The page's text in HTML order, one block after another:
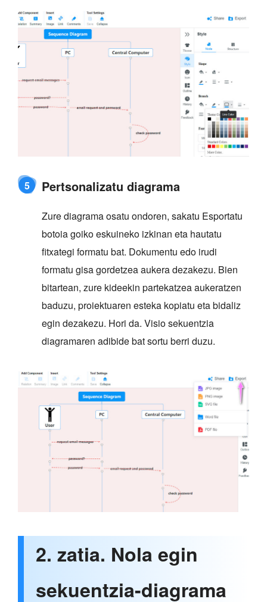
5 Pertsonalizatu diagrama
Zure diagrama osatu ondoren, sakatu Esportatu
botoia goiko eskuineko izkinan eta hautatu
fitxategi formatu bat. Dokumentu edo irudi
formatu gisa gordetzea aukera dezakezu. Bien
bitartean, zure kideekin partekatzea aukeratzen
baduzu, proiektuaren esteka kopiatu eta bidaliz
egin dezakezu. Hori da. Visio sekuentzia
diagramaren adibide bat sortu berri duzu.
2. zatia. Nola egin
sekuentzia-diagrama